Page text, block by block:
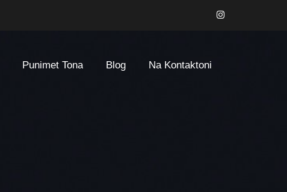
Punimet Tona Blog Na Kontaktoni